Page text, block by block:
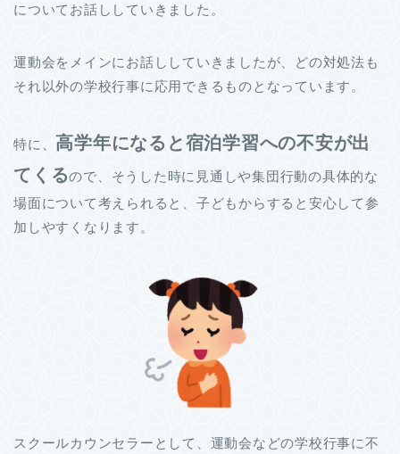
についてお話ししていきました。
運動会をメインにお話ししていきましたが、どの対処法も
それ以外の学校行事に応用できるものとなっています。
特に、 高学年になると宿泊学習への不安が出
てくるので、そうした時に見通しや集団行動の具体的な
場面について考えられると、子どもからすると安心して参
加しやすくなります。
スクールカウンセラーとして、運動会などの学校行事に不